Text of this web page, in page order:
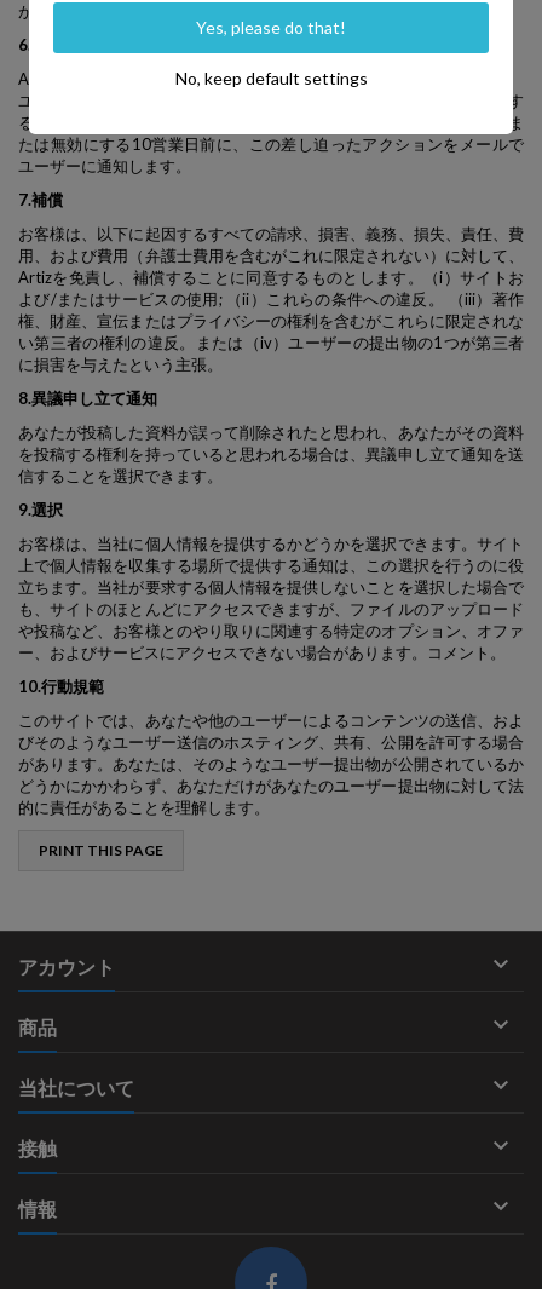
があることを理解し、同意するものとします。
6.アカウントの非アクティブ
Artizは、ユーザーが90日間アカウントにサインインしていない場合、
ユーザーのアカウントに保存されているコンテンツを閉じる、無効にす
る、または削除する権利を留保します。 Artizは、アカウントを閉鎖ま
たは無効にする10営業日前に、この差し迫ったアクションをメールで
ユーザーに通知します。
7.補償
お客様は、以下に起因するすべての請求、損害、義務、損失、責任、費
用、および費用（弁護士費用を含むがこれに限定されない）に対して、
Artizを免責し、補償することに同意するものとします。（i）サイトお
よび/またはサービスの使用; （ii）これらの条件への違反。 （iii）著作
権、財産、宣伝またはプライバシーの権利を含むがこれらに限定されな
い第三者の権利の違反。または（iv）ユーザーの提出物の1つが第三者
に損害を与えたという主張。
8.異議申し立て通知
あなたが投稿した資料が誤って削除されたと思われ、あなたがその資料
を投稿する権利を持っていると思われる場合は、異議申し立て通知を送
信することを選択できます。
9.選択
お客様は、当社に個人情報を提供するかどうかを選択できます。サイト
上で個人情報を収集する場所で提供する通知は、この選択を行うのに役
立ちます。当社が要求する個人情報を提供しないことを選択した場合で
も、サイトのほとんどにアクセスできますが、ファイルのアップロード
や投稿など、お客様とのやり取りに関連する特定のオプション、オファ
ー、およびサービスにアクセスできない場合があります。コメント。
10.行動規範
このサイトでは、あなたや他のユーザーによるコンテンツの送信、およ
びそのようなユーザー送信のホスティング、共有、公開を許可する場合
があります。あなたは、そのようなユーザー提出物が公開されているか
どうかにかかわらず、あなただけがあなたのユーザー提出物に対して法
的に責任があることを理解します。
アカウント 
商品 
当社について 
接触 
情報 
Yes, please do that!
No, keep default settings